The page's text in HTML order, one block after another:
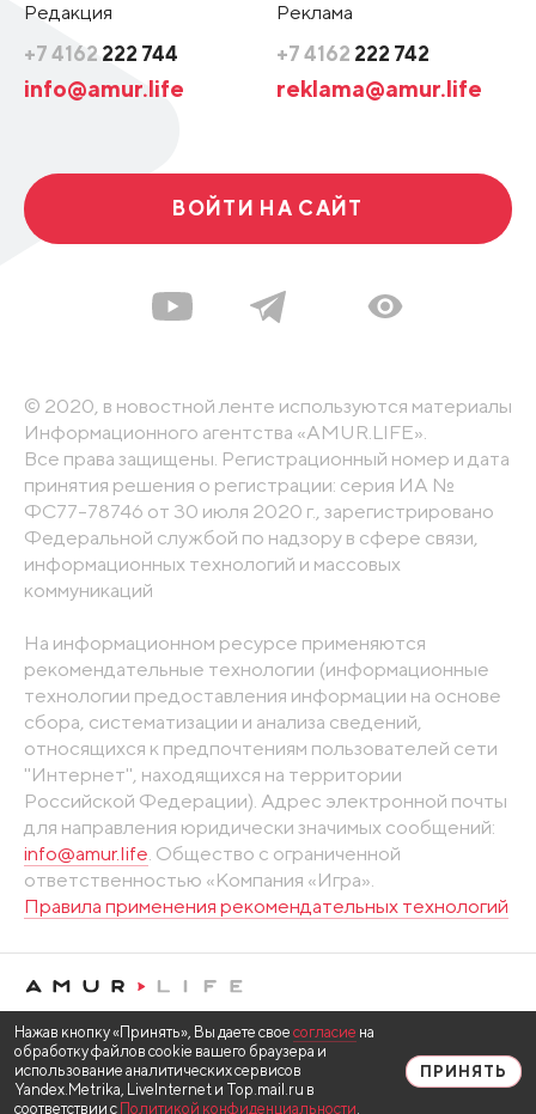
Редакция
+7 4162 222 744
info@amur.life
Реклама
+7 4162 222 742
reklama@amur.life
ВОЙТИ НА САЙТ
© 2020, в новостной ленте используются материалы
Информационного агентства «AMUR.LIFE».
Все права защищены. Регистрационный номер и дата
принятия решения о регистрации: серия ИА №
ФС77-78746 от 30 июля 2020 г., зарегистрировано
Федеральной службой по надзору в сфере связи,
информационных технологий и массовых
коммуникаций
На информационном ресурсе применяются
рекомендательные технологии (информационные
технологии предоставления информации на основе
сбора, систематизации и анализа сведений,
относящихся к предпочтениям пользователей сети
"Интернет", находящихся на территории
Российской Федерации). Адрес электронной почты
для направления юридически значимых сообщений:
info@amur.life. Общество с ограниченной
ответственностью «Компания «Игра».
Правила применения рекомендательных технологий
Нажав кнопку «Принять», Вы даете свое согласие на
обработку файлов cookie вашего браузера и
использование аналитических сервисов
Yandex.Metrika, LiveInternet и Top.mail.ru в
соответствии с Политикой конфиденциальности.
ПРИНЯТЬ